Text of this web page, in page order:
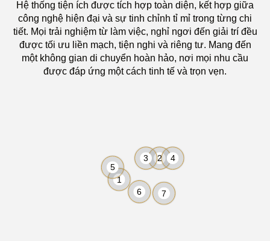
Hệ thống tiện ích được tích hợp toàn diện, kết hợp giữa
công nghệ hiện đại và sự tinh chỉnh tỉ mỉ trong từng chi
tiết. Mọi trải nghiệm từ làm việc, nghỉ ngơi đến giải trí đều
được tối ưu liền mạch, tiện nghi và riêng tư. Mang đến
một không gian di chuyển hoàn hảo, nơi mọi nhu cầu
được đáp ứng một cách tinh tế và trọn vẹn.
1
2
3
4
5
6 7